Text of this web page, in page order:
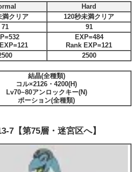
Hard
満クリア
120秒未満クリア
71
91
EXP=484
Rank EXP=121
2500
結晶(全種類)
コル×2126・4200(H)
Lv70~80アンロックキー(N)
ポーション(全種類)
7【第75層・迷宮区へ】